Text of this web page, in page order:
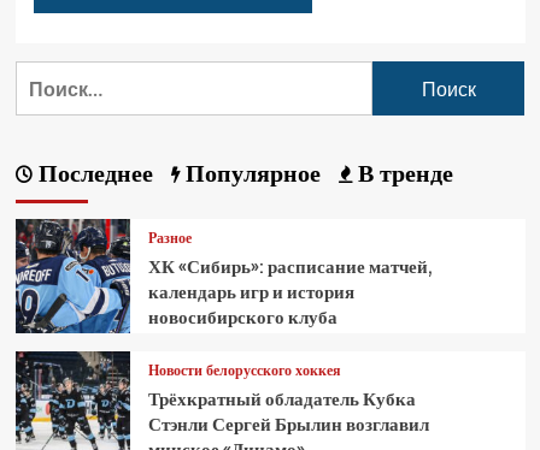
Последнее Популярное В тренде
Разное
ХК «Сибирь»: расписание матчей,
календарь игр и история
новосибирского клуба
Новости белорусского хоккея
Трёхкратный обладатель Кубка
Стэнли Сергей Брылин возглавил